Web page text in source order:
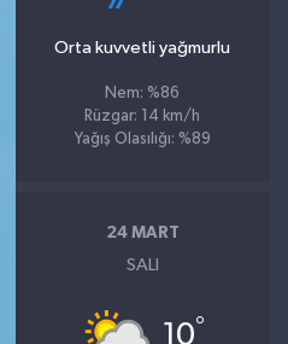
Orta kuvvetli yağmurlu
Nem: %86
Rüzgar: 14 km/h
Yağış Olasılığı: %89
24 MART
SALI
10°